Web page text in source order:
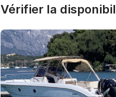
Vérifier la